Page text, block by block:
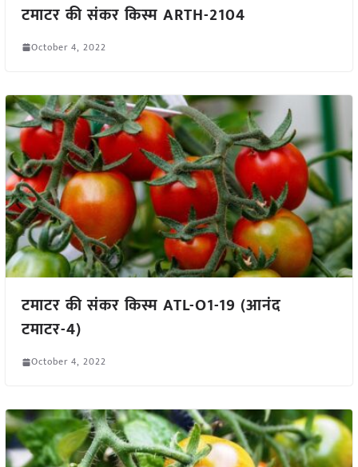
टमाटर की संकर किस्म ARTH-2104
October 4, 2022
टमाटर की संकर किस्म ATL-O1-19 (आनंद
टमाटर-4)
October 4, 2022